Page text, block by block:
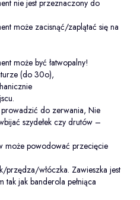
nie jest przeznaczony do
może zacisnąć/zaplątać się na
może być łatwopalny!
(do 30o),
do zerwania, Nie
szydełek czy drutów –
może powodować przecięcie
przędza/włóczka. Zawieszka jest
jak banderola pełniąca